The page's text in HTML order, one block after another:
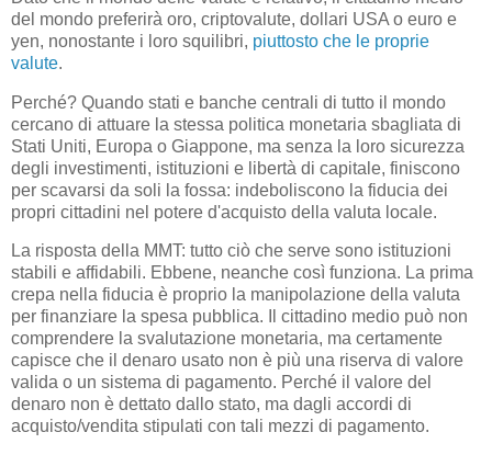
del mondo preferirà oro, criptovalute, dollari USA o euro e
yen, nonostante i loro squilibri, piuttosto che le proprie
valute.
Perché? Quando stati e banche centrali di tutto il mondo
cercano di attuare la stessa politica monetaria sbagliata di
Stati Uniti, Europa o Giappone, ma senza la loro sicurezza
degli investimenti, istituzioni e libertà di capitale, finiscono
per scavarsi da soli la fossa: indeboliscono la fiducia dei
propri cittadini nel potere d'acquisto della valuta locale.
La risposta della MMT: tutto ciò che serve sono istituzioni
stabili e affidabili. Ebbene, neanche così funziona. La prima
crepa nella fiducia è proprio la manipolazione della valuta
per finanziare la spesa pubblica. Il cittadino medio può non
comprendere la svalutazione monetaria, ma certamente
capisce che il denaro usato non è più una riserva di valore
valida o un sistema di pagamento. Perché il valore del
denaro non è dettato dallo stato, ma dagli accordi di
acquisto/vendita stipulati con tali mezzi di pagamento.